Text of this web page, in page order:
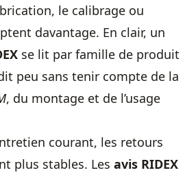
le calibrage ou
davantage. En clair, un
se lit par famille de produit
peu sans tenir compte de la
, du montage et de l’usage
courant, les retours
plus stables. Les avis RIDEX